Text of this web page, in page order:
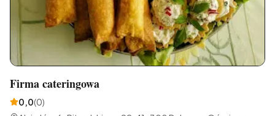
Firma cateringowa
0,0(0)